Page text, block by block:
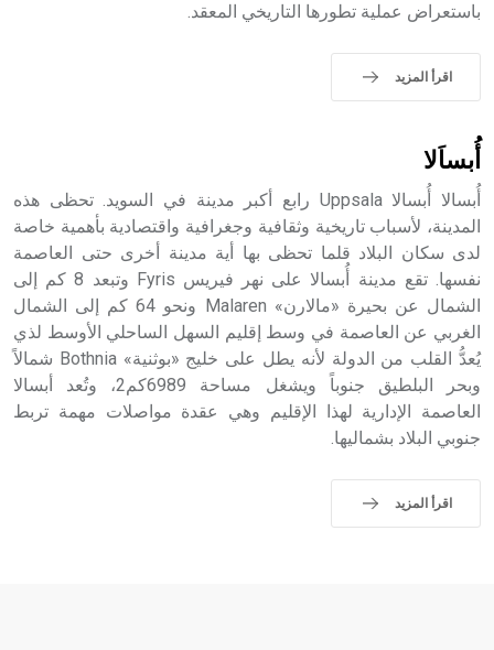
sign تكتب منفصلة غير متصلة، وتعتمد المبدأ الأكوروفوني،
باستعراض عملية تطورها التاريخي المعقد.
اقرأ المزيد
أُبساَلا
أُبسالا أُبسالا Uppsala رابع أكبر مدينة في السويد. تحظى هذه
المدينة، لأسباب تاريخية وثقافية وجغرافية واقتصادية بأهمية خاصة
لدى سكان البلاد قلما تحظى بها أية مدينة أخرى حتى العاصمة
نفسها. تقع مدينة أُبسالا على نهر فيريس Fyris وتبعد 8 كم إلى
الشمال عن بحيرة «مالارن» Malaren ونحو 64 كم إلى الشمال
الغربي عن العاصمة في وسط إقليم السهل الساحلي الأوسط لذي
يُعدُّ القلب من الدولة لأنه يطل على خليج «بوثنية» Bothnia شمالاً
وبحر البلطيق جنوباً ويشغل مساحة 6989كم2، وتُعد أبسالا
العاصمة الإدارية لهذا الإقليم وهي عقدة مواصلات مهمة تربط
جنوبي البلاد بشماليها.
اقرأ المزيد